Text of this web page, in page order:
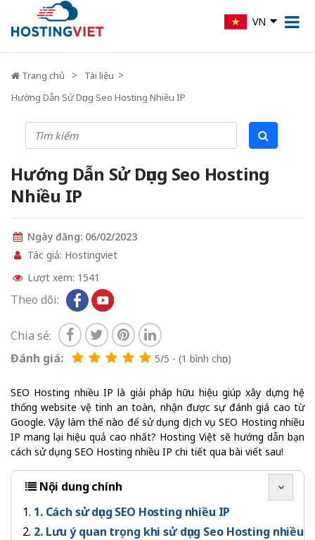
VN
Trang chủ
Tài liệu
Hướng Dẫn Sử Dụng Seo Hosting Nhiều IP
Hướng Dẫn Sử Dụng Seo Hosting
Nhiều IP
Ngày đăng: 06/02/2023
Tác giả: Hostingviet
Lượt xem: 1541
Theo dõi:
Chia sẻ:
Đánh giá:
5/5 - (1 bình chọn)
SEO Hosting nhiều IP là giải pháp hữu hiệu giúp xây dựng hệ
thống website vệ tinh an toàn, nhận được sự đánh giá cao từ
Google. Vậy làm thế nào để sử dụng dịch vụ SEO Hosting nhiều
IP mang lại hiệu quả cao nhất? Hosting Việt sẽ hướng dẫn bạn
cách sử dụng SEO Hosting nhiều IP chi tiết qua bài viết sau!
Nội dung chính
1. Cách sử dụng SEO Hosting nhiều IP
2. Lưu ý quan trọng khi sử dụng Seo Hosting nhiều